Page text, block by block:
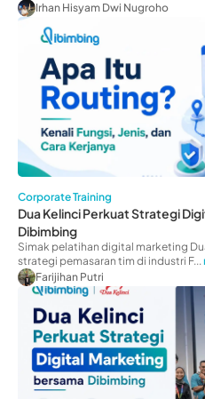
Irhan Hisyam Dwi Nugroho
Corporate Training
Dua Kelinci Perkuat Strategi
Dibimbing
Simak pelatihan digital marketing
strategi pemasaran tim di industri F...
Farijihan Putri